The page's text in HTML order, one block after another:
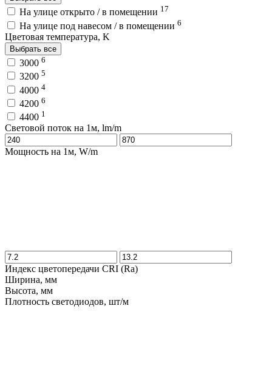
На улице открыто / в помещении 17
На улице под навесом / в помещении 6
Цветовая температура, K
Выбрать все
3000 6
3200 5
4000 4
4200 6
4400 1
Световой поток на 1м, lm/m
Мощность на 1м, W/m
Индекс цветопередачи CRI (Ra)
Ширина, мм
Высота, мм
Плотность светодиодов, шт/м